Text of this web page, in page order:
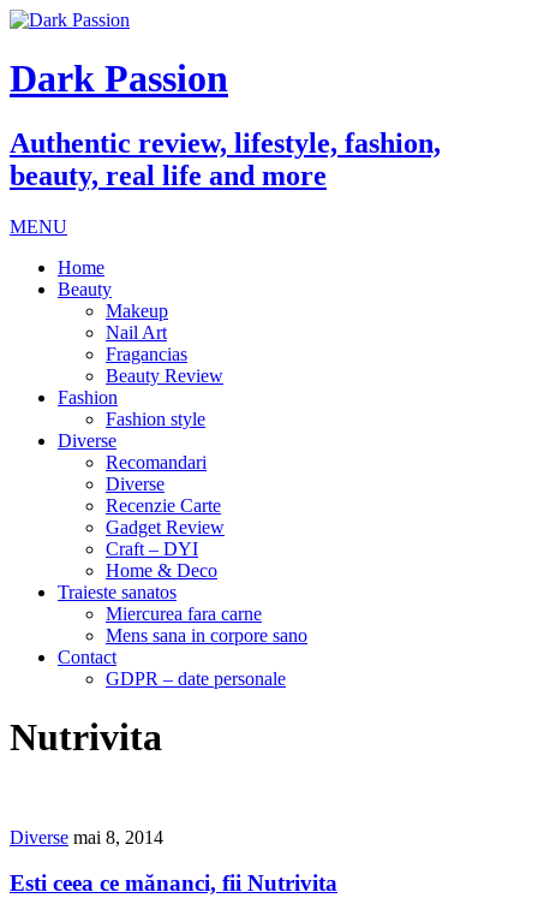
Dark Passion
Authentic review, lifestyle, fashion,
beauty, real life and more
MENU
Home
Beauty
Makeup
Nail Art
Fragancias
Beauty Review
Fashion
Fashion style
Diverse
Recomandari
Diverse
Recenzie Carte
Gadget Review
Craft – DYI
Home & Deco
Traieste sanatos
Miercurea fara carne
Mens sana in corpore sano
Contact
GDPR – date personale
Nutrivita
Diverse mai 8, 2014
Esti ceea ce mănanci, fii Nutrivita